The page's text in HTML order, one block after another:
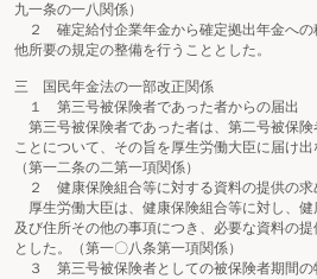
九一条の一八関係）
２ 確定給付企業年金から確定拠出年金への
他所要の規定の整備を行うこととした。
三 国民年金法の一部改正関係
１ 第三号被保険者であった者からの届出
第三号被保険者であった者は、第二号被保
ことについて、その旨を厚生労働大臣に届け出
（第一二条の二第一項関係）
２ 健康保険組合等に対する資料の提供の求
厚生労働大臣は、健康保険組合等に対し、健
及び住所その他の事項につき、必要な資料の
とした。（第一〇八条第一項関係）
３ 第三号被保険者としての被保険者期間の